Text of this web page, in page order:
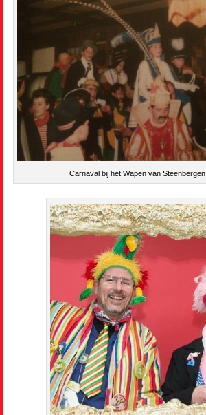
Carnaval bij het Wapen van Steenbergen